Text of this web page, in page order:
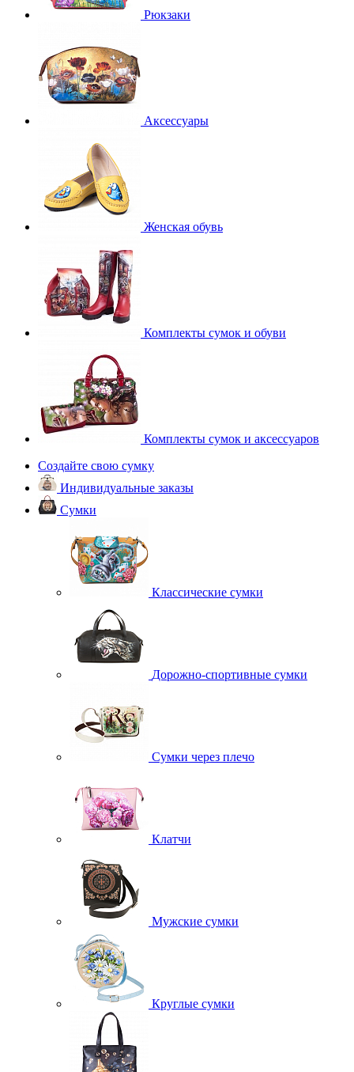
Рюкзаки
Аксессуары
Женская обувь
Комплекты сумок и обуви
Комплекты сумок и аксессуаров
Создайте свою сумку
Индивидуальные заказы
Сумки
Классические сумки
Дорожно-спортивные сумки
Сумки через плечо
Клатчи
Мужские сумки
Круглые сумки